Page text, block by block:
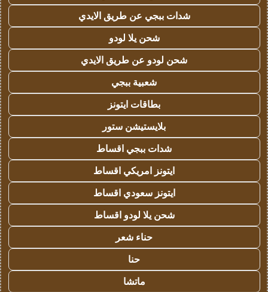
شدات ببجي عن طريق الايدي
شحن يلا لودو
شحن لودو عن طريق الايدي
شعبية ببجي
بطاقات ايتونز
بلايستيشن ستور
شدات ببجي اقساط
ايتونز امريكي اقساط
ايتونز سعودي اقساط
شحن يلا لودو اقساط
حناء شعر
حنا
ماتشا